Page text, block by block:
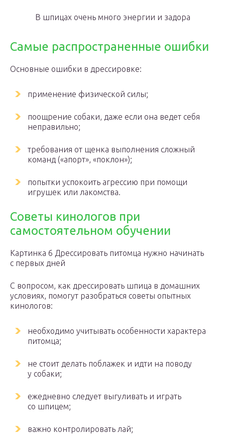
В шпицах очень много энергии и задора
Самые распространенные ошибки
Основные ошибки в дрессировке:
применение физической силы;
поощрение собаки, даже если она ведет себя
неправильно;
требования от щенка выполнения сложный
команд («апорт», «поклон»);
попытки успокоить агрессию при помощи
игрушек или лакомства.
Советы кинологов при
самостоятельном обучении
Картинка 6 Дрессировать питомца нужно начинать
с первых дней
С вопросом, как дрессировать шпица в домашних
условиях, помогут разобраться советы опытных
кинологов:
необходимо учитывать особенности характера
питомца;
не стоит делать поблажек и идти на поводу
у собаки;
ежедневно следует выгуливать и играть
со шпицем;
важно контролировать лай;